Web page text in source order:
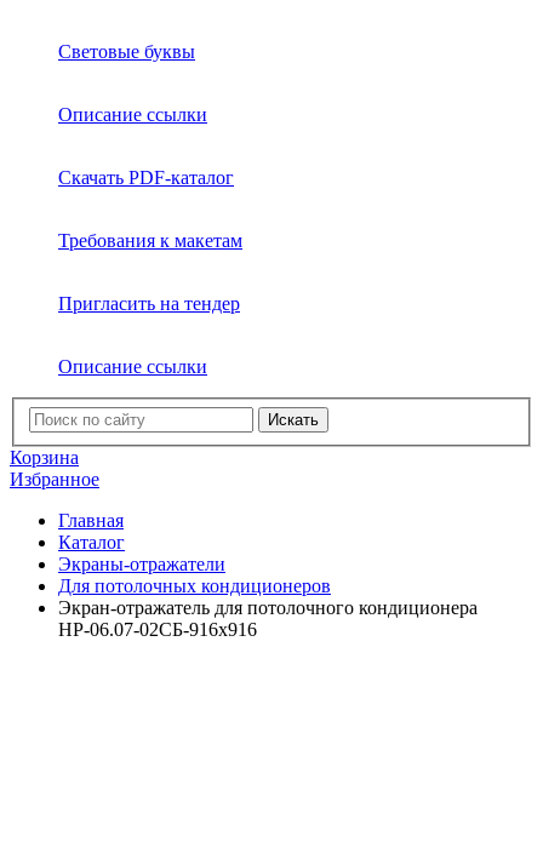
Световые буквы
Описание ссылки
Скачать PDF-каталог
Требования к макетам
Пригласить на тендер
Описание ссылки
Искать
Корзина
Избранное
Главная
Каталог
Экраны-отражатели
Для потолочных кондиционеров
Экран-отражатель для потолочного кондиционера
НР-06.07-02СБ-916х916